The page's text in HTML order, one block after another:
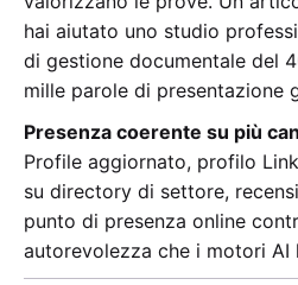
hai aiutato uno studio
di gestione documentale del
mille parole di presentazione
Presenza coerente su più
Profile aggiornato, profilo
su directory di settore,
punto di presenza online
autorevolezza che i motori AI